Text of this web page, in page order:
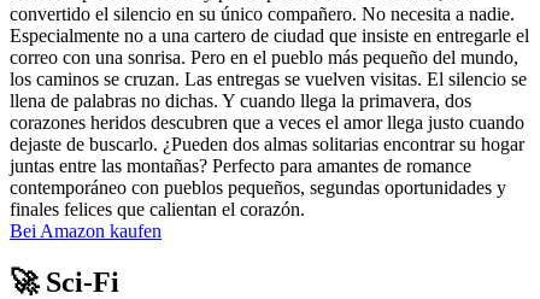
convertido el silencio en su único compañero. No necesita a nadie.
Especialmente no a una cartero de ciudad que insiste en entregarle el
correo con una sonrisa. Pero en el pueblo más pequeño del mundo,
los caminos se cruzan. Las entregas se vuelven visitas. El silencio se
llena de palabras no dichas. Y cuando llega la primavera, dos
corazones heridos descubren que a veces el amor llega justo cuando
dejaste de buscarlo. ¿Pueden dos almas solitarias encontrar su hogar
juntas entre las montañas? Perfecto para amantes de romance
contemporáneo con pueblos pequeños, segundas oportunidades y
finales felices que calientan el corazón.
Bei Amazon kaufen
🚀 Sci-Fi